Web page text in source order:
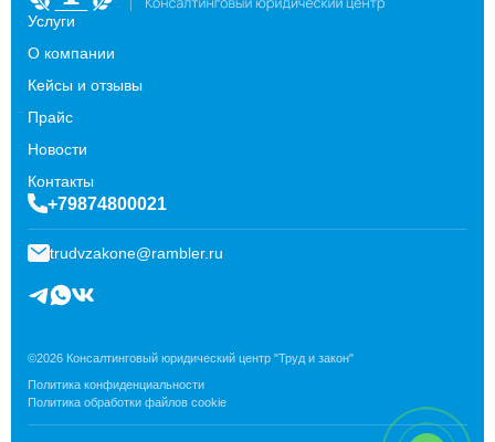
©2026 Консалтинговый юридический центр "Труд и закон"
Политика конфиденциальности
Политика обработки файлов cookie
Услуги
О компании
Кейсы и отзывы
Прайс
Новости
Контакты
+79874800021
trudvzakone@rambler.ru